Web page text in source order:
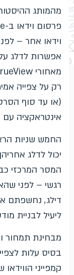
וידאו אחר –
אפשרות לדלג
(או עד סוף
אינטראקציה עם
החמש שניות
יכול לדלג
המסר המרכזי
רגשי – לפני
דילג, נחשפתם
ליעיל לבניית
מבחינת תמחור
קמפייני